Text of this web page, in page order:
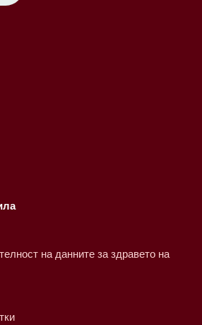
на данните за здравето на